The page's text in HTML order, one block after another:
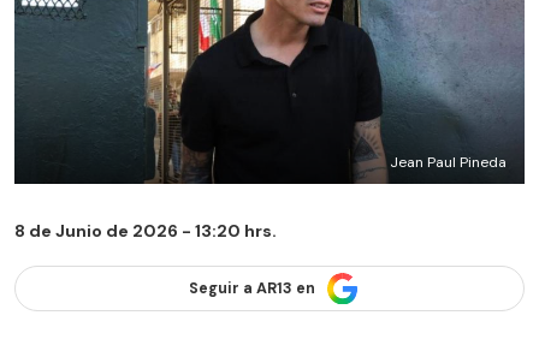
Jean Paul Pineda
8 de Junio de 2026 - 13:20 hrs.
Seguir a AR13 en